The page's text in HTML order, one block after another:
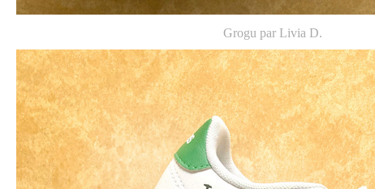
Grogu par Livia D.